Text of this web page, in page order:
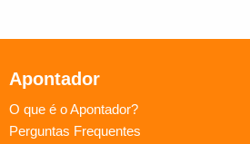
Apontador
O que é o Apontador?
Perguntas Frequentes